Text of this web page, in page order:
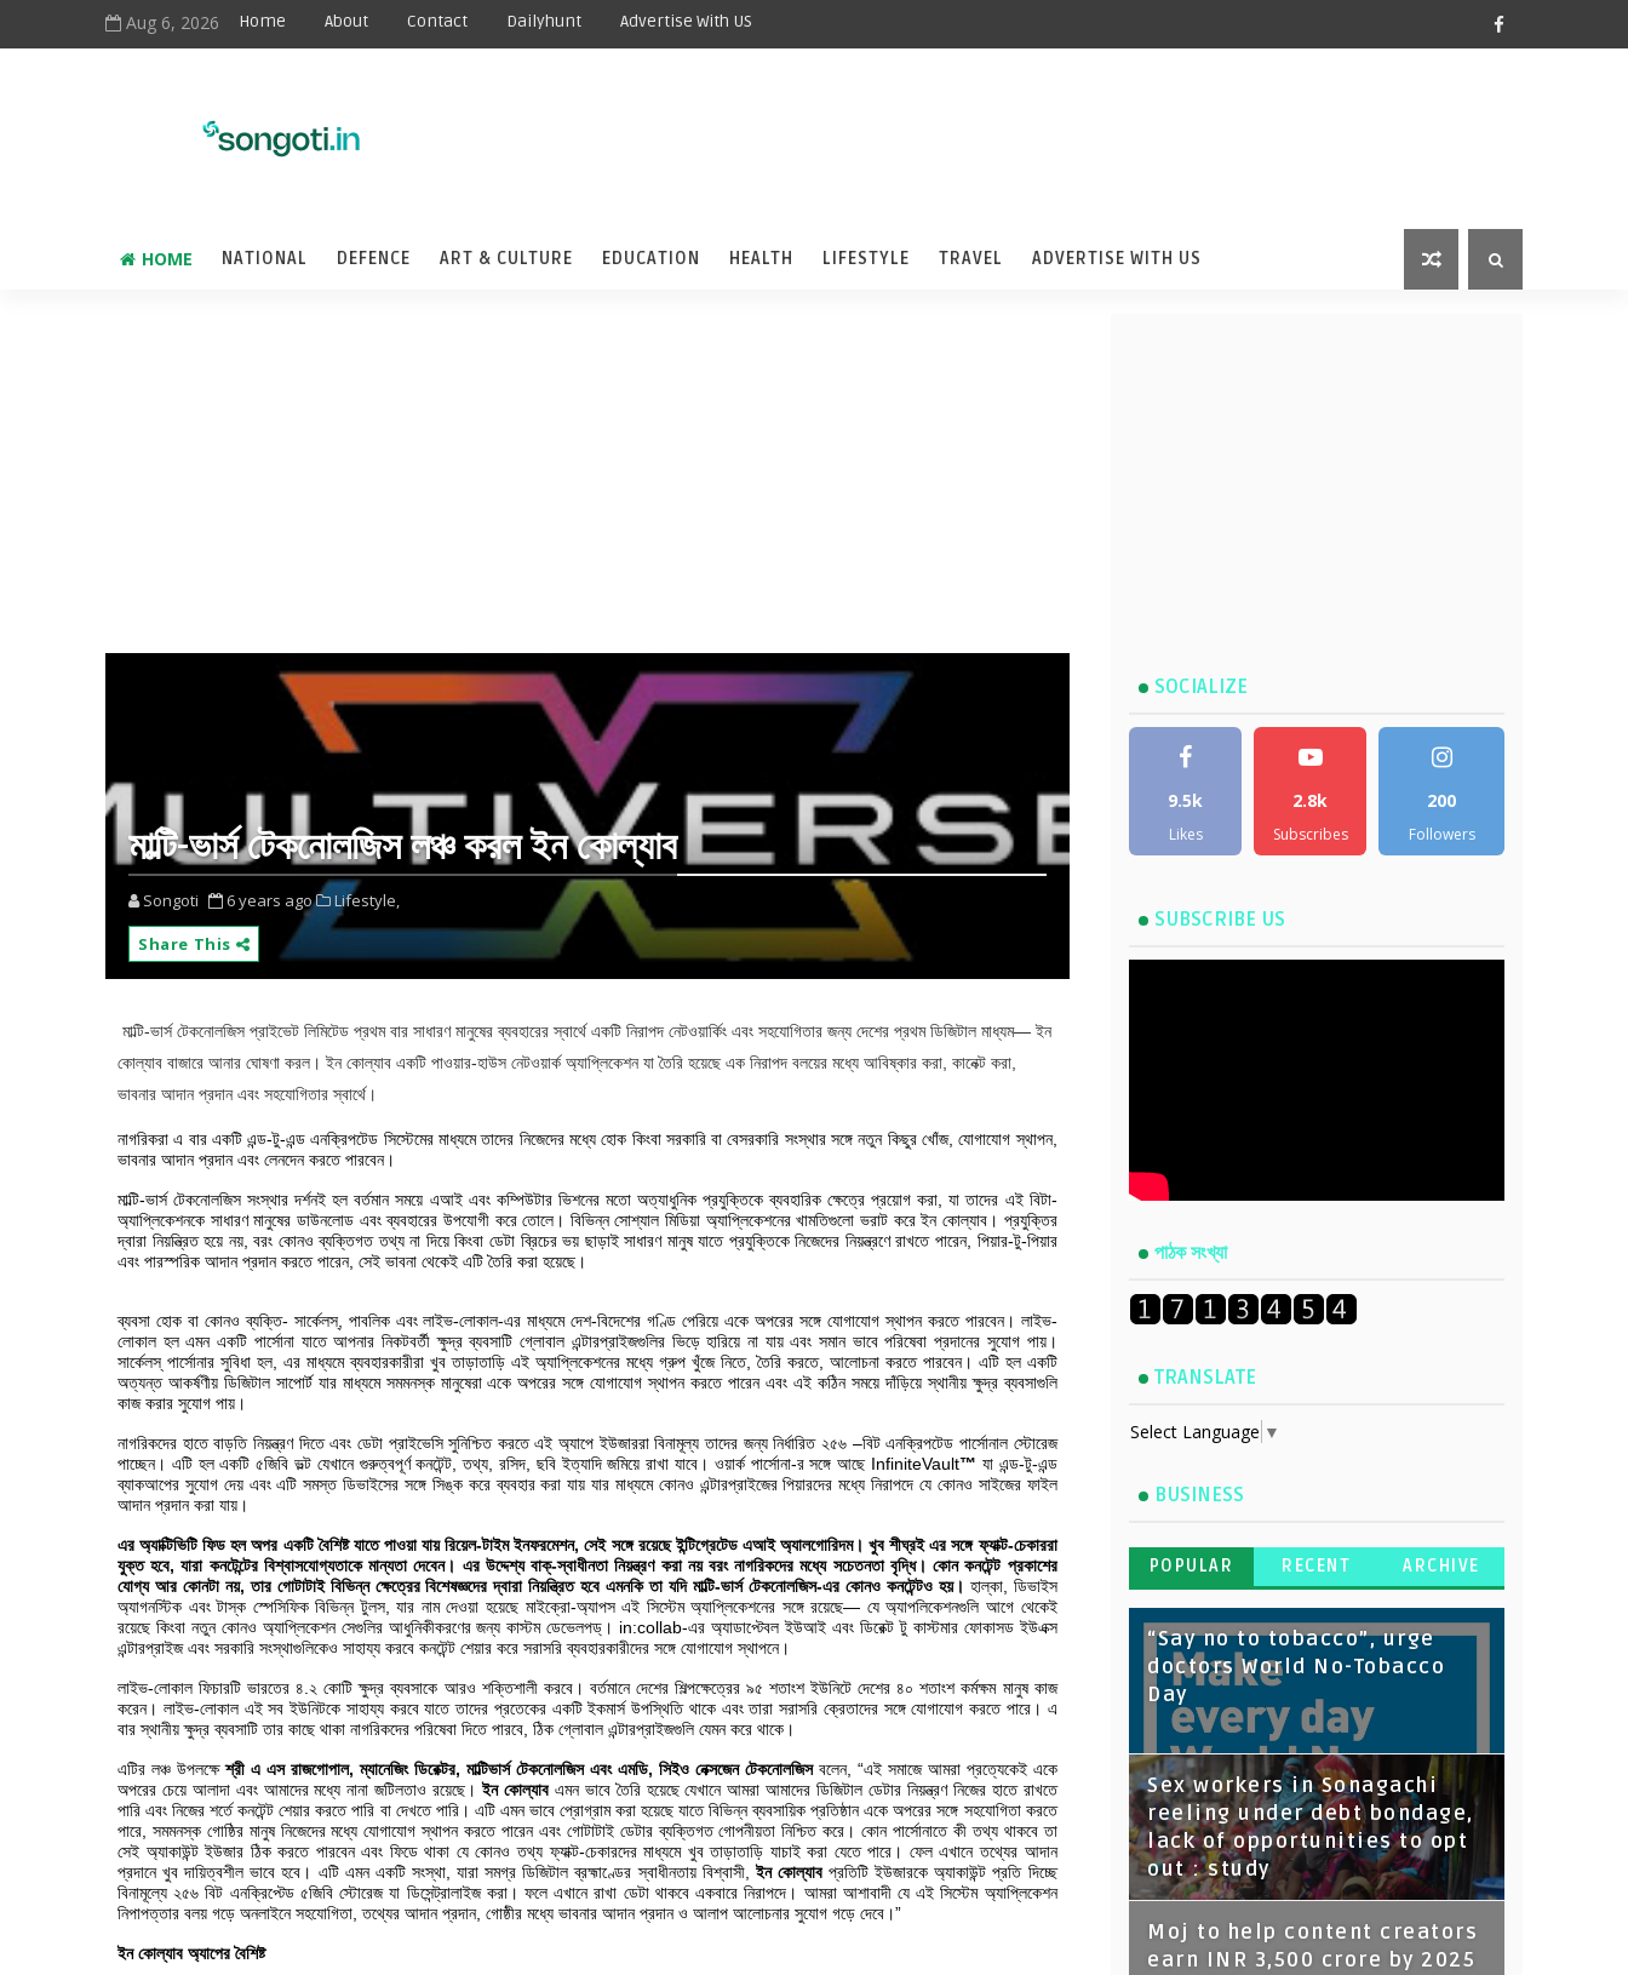
Aug 6, 2026 Home About Contact Dailyhunt Advertise With US
HOME NATIONAL DEFENCE ART & CULTURE EDUCATION HEALTH LIFESTYLE TRAVEL ADVERTISE WITH US
মাল্টি-ভার্স টেকনোলজিস লঞ্চ করল ইন কোল্যাব
Songoti 6 years ago
Lifestyle,
Share This
মাল্টি-ভার্স টেকনোলজিস প্রাইভেট লিমিটেড প্রথম বার সাধারণ মানুষের ব্যবহারের স্বার্থেএকটি নিরাপদ নেটওয়ার্কিং এবং সহযোগিতার জন্য দেশের প্রথম ডিজিটাল মাধ্যম— ইন
কোল্যাব বাজারে আনার ঘোষণা করল ।ইন কোল্যাব একটি পাওয়ার-হাউস নেটওয়ার্ক অ্যাপ্লিকেশন যা তৈরি হয়েছে এক নিরাপদ বলয়ের মধ্যে আবিষ্কার করা, কানেক্ট করা,
ভাবনার আদান প্রদান এবং সহযোগিতার স্বার্থে।
নাগরিকরা এ বার একটি এন্ড-টু-এন্ড এনক্রিপটেড সিস্টেমের মাধ্যমে তাদের নিজেদের মধ্যে হোক কিংবা সরকারি বা বেসরকারি সংস্থার সঙ্গে নতুন কিছুর খোঁজ, যোগাযোগ স্থাপন,
ভাবনার আদান প্রদান এবং লেনদেন করতে পারবেন।
মাল্টি-ভার্স টেকনোলজিস সংস্থার দর্শনই হল বর্তমান সময়ে এআই এবং কম্পিউটার ভিশনের মতো অত্যাধুনিক প্রযুক্তিকে ব্যবহারিক ক্ষেত্রে প্রয়োগ করা, যা তাদের এই বিটা-
অ্যাপ্লিকেশনকে সাধারণ মানুষের ডাউনলোড এবং ব্যবহারের উপযোগী করে তোলে। বিভিন্ন সোশ্যাল মিডিয়া অ্যাপ্লিকেশনের খামতিগুলো ভরাট করেইন কোল্যাব। প্রযুক্তির
দ্বারা নিয়ন্ত্রিত হয়ে নয়, বরং কোনও ব্যক্তিগত তথ্য না দিয়ে কিংবা ডেটা ব্রিচের ভয় ছাড়াই সাধারণ মানুষ যাতে প্রযুক্তিকে নিজেদের নিয়ন্ত্রণে রাখতে পারেন, পিয়ার-টু-পিয়ার
এবং পারস্পরিক আদান প্রদান করতে পারেন, সেই ভাবনা থেকেই এটি তৈরি করা হয়েছে।
ব্যবসা হোক বা কোনও ব্যক্তি- সার্কেলস্, পাবলিক এবং লাইভ-লোকাল-এর মাধ্যমে দেশ-বিদেশের গণ্ডি পেরিয়ে একে অপরের সঙ্গে যোগাযোগ স্থাপন করতে পারবেন। লাইভ-
লোকাল হল এমন একটি পার্সোনা যাতে আপনার নিকটবর্তী ক্ষুদ্র ব্যবসাটি গ্লোবাল এন্টারপ্রাইজগুলির ভিড়ে হারিয়ে না যায় এবং সমান ভাবে পরিষেবা প্রদানের সুযোগ পায়।
সার্কেলস্ পার্সোনার সুবিধা হল, এর মাধ্যমে ব্যবহারকারীরা খুব তাড়াতাড়ি এই অ্যাপ্লিকেশনের মধ্যে গ্রুপ খুঁজে নিতে, তৈরি করতে, আলোচনা করতে পারবেন। এটি হল একটি
অত্যন্ত আকর্ষণীয় ডিজিটাল সাপোর্ট যার মাধ্যমে সমমনস্ক মানুষেরা একে অপরের সঙ্গে যোগাযোগ স্থাপন করতে পারেন এবং এই কঠিন সময়ে দাঁড়িয়ে স্থানীয় ক্ষুদ্র ব্যবসাগুলি
কাজ করার সুযোগ পায়।
নাগরিকদের হাতে বাড়তি নিয়ন্ত্রণ দিতে এবং ডেটা প্রাইভেসি সুনিশ্চিত করতে এই অ্যাপে ইউজাররা বিনামূল্য তাদের জন্য নির্ধারিত ২৫৬ –বিট এনক্রিপটেড পার্সোনাল স্টোরেজ
পাচ্ছেন। এটি হল একটি ৫জিবি ভল্ট যেখানে গুরুত্বপূর্ণ কনটেন্ট, তথ্য, রসিদ, ছবি ইত্যাদি জমিয়ে রাখা যাবে। ওয়ার্ক পার্সোনা-র সঙ্গে আছে InfiniteVault™ যা এন্ড-টু-এন্ড
ব্যাকআপের সুযোগ দেয় এবং এটি সমস্ত ডিভাইসের সঙ্গে সিঙ্ক করে ব্যবহার করা যায় যার মাধ্যমে কোনও এন্টারপ্রাইজের পিয়ারদের মধ্যে নিরাপদে যে কোনও সাইজের ফাইল
আদান প্রদান করা যায়।
এর অ্যাক্টিভিটি ফিড হল অপর একটি বৈশিষ্ট যাতে পাওয়া যায় রিয়েল-টাইম ইনফরমেশন, সেই সঙ্গে রয়েছে ইন্টিগ্রেটেড এআই অ্যালগোরিদম। খুব শীঘ্রই এর সঙ্গে ফ্যাক্ট-চেকাররা
যুক্ত হবে, যারা কনটেন্টের বিশ্বাসযোগ্যতাকে মান্যতা দেবেন। এর উদ্দেশ্য বাক্-স্বাধীনতা নিয়ন্ত্রণ করা নয় বরং নাগরিকদের মধ্যে সচেতনতা বৃদ্ধি। কোন কনটেন্ট প্রকাশের
যোগ্য আর কোনটা নয়, তার গোটাটাই বিভিন্ন ক্ষেত্রের বিশেষজ্ঞদের দ্বারা নিয়ন্ত্রিত হবে এমনকি তা যদি মাল্টি-ভার্স টেকনোলজিস-এর কোনও কনটেন্টও হয়। হাল্কা, ডিভাইস
অ্যাগনস্টিক এবং টাস্ক স্পেসিফিক বিভিন্ন টুলস, যার নাম দেওয়া হয়েছে মাইক্রো-অ্যাপস এই সিস্টেম অ্যাপ্লিকেশনের সঙ্গে রয়েছে— যে অ্যাপলিকেশনগুলি আগে থেকেই
রয়েছে কিংবা নতুন কোনও অ্যাপ্লিকেশন সেগুলির আধুনিকীকরণের জন্য কাস্টম ডেভেলপড‌্। in:collab-এর অ্যাডাপ্টেবল ইউআই এবং ডিরেক্ট টু কাস্টমার ফোকাসড ইউএক্স
এন্টারপ্রাইজ এবং সরকারি সংস্থাগুলিকেও সাহায্য করবে কনটেন্ট শেয়ার করে সরাসরি ব্যবহারকারীদের সঙ্গে যোগাযোগ স্থাপনে।
লাইভ-লোকালফিচারটিভারতের ৪.২ কোটি ক্ষুদ্র ব্যবসাকে আরও শক্তিশালী করবে। বর্তমানে দেশের শিল্পক্ষেত্রের ৯৫ শতাংশ ইউনিটে দেশের ৪০ শতাংশ কর্মক্ষম মানুষ কাজ
করেন। লাইভ-লোকাল এই সব ইউনিটকে সাহায্য করবে যাতে তাদের প্রতেকের একটি ইকমার্স উপস্থিতি থাকে এবং তারা সরাসরি ক্রেতাদের সঙ্গে যোগাযোগ করতে পারে। এ
বার স্থানীয় ক্ষুদ্র ব্যবসাটি তার কাছে থাকা নাগরিকদের পরিষেবা দিতে পারবে, ঠিক গ্লোবাল এন্টারপ্রাইজগুলি যেমন করে থাকে।
এটির লঞ্চ উপলক্ষেশ্রী এ এস রাজগোপাল,ম্যানেজিং ডিরেক্টর, মাল্টিভার্স টেকনোলজিস এবং এমডি, সিইও নেক্সজেন টেকনোলজিসবলেন, “এই সমাজে আমরা প্রত্যেকেই একে
অপরের চেয়ে আলাদা এবং আমাদের মধ্যে নানা জটিলতাও রয়েছে।ইন কোল্যাব এমন ভাবে তৈরি হয়েছে যেখানে আমরা আমাদের ডিজিটাল ডেটার নিয়ন্ত্রণ নিজের হাতে রাখতে
পারি এবং নিজের শর্তে কনটেন্ট শেয়ার করতে পারি বা দেখতে পারি। এটি এমন ভাবে প্রোগ্রাম করা হয়েছে যাতে বিভিন্ন ব্যবসায়িক প্রতিষ্ঠান একে অপরের সঙ্গে সহযোগিতা করতে
পারে, সমমনস্ক গোষ্ঠির মানুষ নিজেদের মধ্যে যোগাযোগ স্থাপন করতে পারেন এবং গোটাটাই ডেটার ব্যক্তিগত গোপনীয়তা নিশ্চিত করে। কোন পার্সোনাতে কী তথ্য থাকবে তা
সেই অ্যাকাউন্ট ইউজার ঠিক করতে পারবেন এবং ফিডে থাকা যে কোনও তথ্য ফ্যাক্ট-চেকারদের মাধ্যমে খুব তাড়াতাড়ি যাচাই করা যেতে পারে। ফেল এখানে তথ্যের আদান
প্রদানে খুব দায়িত্বশীল ভাবে হবে। এটি এমন একটি সংস্থা, যারা সমগ্র ডিজিটাল ব্রহ্মাণ্ডের স্বাধীনতায় বিশ্বাসী,ইন কোল্যাব প্রতিটি ইউজারকে অ্যাকাউন্ট প্রতি দিচ্ছে
বিনামূল্যে ২৫৬ বিট এনক্রিপ্টেড ৫জিবি স্টোরেজ যা ডিসেন্ট্রালাইজ করা। ফলে এখানে রাখা ডেটা থাকবে একবারে নিরাপদে। আমরা আশাবাদী যে এই সিস্টেম অ্যাপ্লিকেশন
নিপাপত্তার বলয় গড়ে অনলাইনে সহযোগিতা, তথ্যের আদান প্রদান, গোষ্ঠীর মধ্যে ভাবনার আদান প্রদান ও আলাপ আলোচনার সুযোগ গড়ে দেবে।”
ইন কোল্যাবঅ্যাপের বৈশিষ্ট
SOCIALIZE
9.5k
Likes
2.8k
Subscribes
200
Followers
SUBSCRIBE US
পাঠক সংখ্যা
TRANSLATE
Select Language ▼
BUSINESS
POPULAR RECENT ARCHIVE
“Say no to tobacco”, urge
doctors World No-Tobacco
Day
Sex workers in Sonagachi
reeling under debt bondage,
lack of opportunities to opt
out : study
Moj to help content creators
earn INR 3,500 crore by 2025